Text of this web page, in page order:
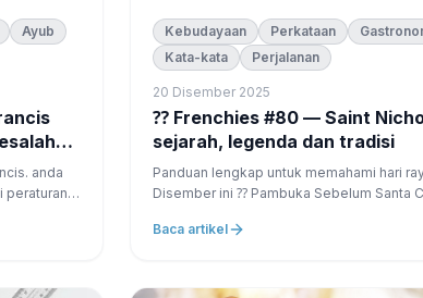
Ayub
peraturan.
itu
Kebudayaan Perkataan
Kata-kata
Perjalanan
20 Disember 2025
⁇ Frenchies #80 — Saint Nicholas:
sejarah, legenda dan tradisi
Panduan lengkap untuk memahami hari
Disember ini ⁇ Pambuka Sebelum Santa Claus,
pada 25 Disember, ada … Saint Nicholas.
Baca artikel